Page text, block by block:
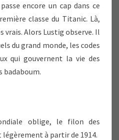
encore un cap dans ce
classe du Titanic. Là,
vrais. Alors Lustig observe. Il
du grand monde, les codes
qui gouvernent la vie des
badaboum.
oblige, le filon des
à partir de 1914.